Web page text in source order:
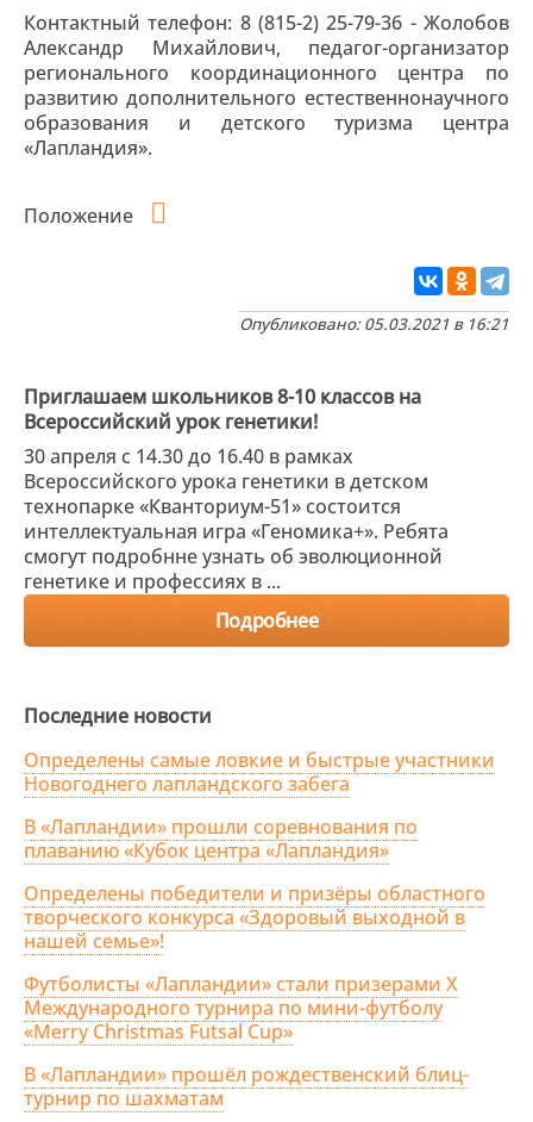
Контактный телефон: 8 (815-2) 25-79-36 - Жолобов
Александр Михайлович, педагог-организатор
регионального координационного центра по
развитию дополнительного естественнонаучного
образования и детского туризма центра
«Лапландия».
Положение
Опубликовано: 05.03.2021 в 16:21
Приглашаем школьников 8-10 классов на
Всероссийский урок генетики!
30 апреля с 14.30 до 16.40 в рамках
Всероссийского урока генетики в детском
технопарке «Кванториум-51» состоится
интеллектуальная игра «Геномика+». Ребята
смогут подробнне узнать об эволюционной
генетике и профессиях в ...
Подробнее
Последние новости
Определены самые ловкие и быстрые участники
Новогоднего лапландского забега
В «Лапландии» прошли соревнования по
плаванию «Кубок центра «Лапландия»
Определены победители и призёры областного
творческого конкурса «Здоровый выходной в
нашей семье»!
Футболисты «Лапландии» стали призерами X
Международного турнира по мини-футболу
«Merry Christmas Futsal Cup»
В «Лапландии» прошёл рождественский блиц-
турнир по шахматам